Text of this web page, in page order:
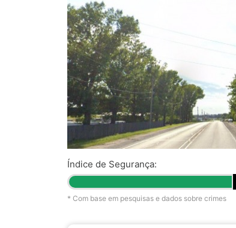
Índice de Segurança:
* Com base em pesquisas e dados sobre crimes